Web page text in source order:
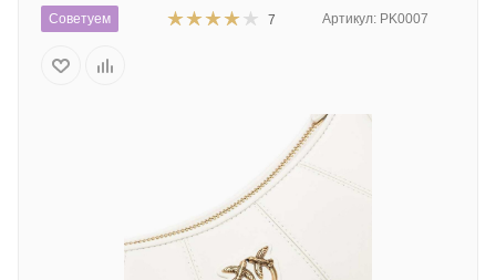
Советуем 7 Артикул: PK0007